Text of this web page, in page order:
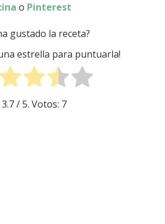
o Pinterest
gustado la receta?
estrella para puntuarla!
3.7/ 5. Votos: 7